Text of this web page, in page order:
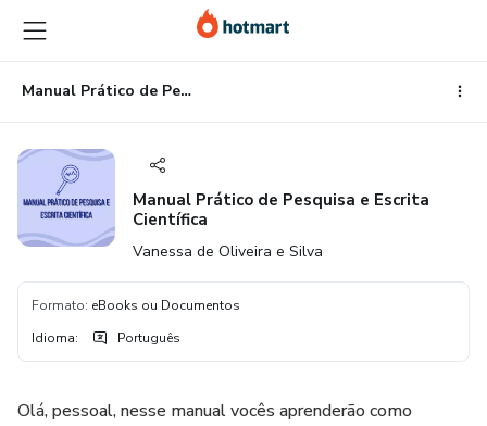
para
o
conteúdo
principal
para
o
pagamento
para
o
rodapé
Manual Prático de Pesquisa e Escrita Científica
Manual Prático de Pesquisa e Escrita
Científica
Vanessa de Oliveira e Silva
Formato: eBooks ou Documentos
Idioma: Português
Olá, pessoal, nesse manual vocês aprenderão como